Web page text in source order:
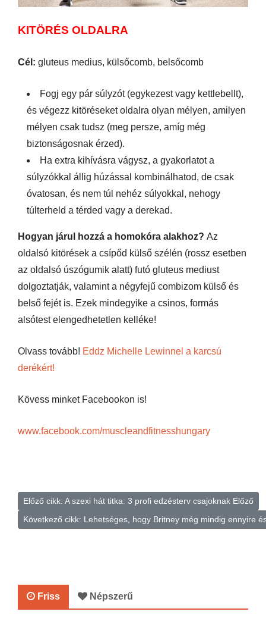
KITÖRÉS OLDALRA
Cél: gluteus medius, külsőcomb, belsőcomb
Fogj egy pár súlyzót (egykezest vagy kettlebellt),
és végezz kitöréseket oldalra olyan mélyen, amilyen
mélyen csak tudsz (meg persze, amíg még
biztonságosnak érzed).
Ha extra kihívásra vágysz, a gyakorlatot a
súlyzókkal állig húzással kombinálhatod, de csak
óvatosan, és nem túl nehéz súlyokkal, nehogy
túlterheld a térded vagy a derekad.
Hogyan járul hozzá a homokóra alakhoz? Az
oldalsó kitörések a csípőd külső szélén (rossz esetben
az oldalsó úszógumik alatt) futó gluteus mediust
dolgoztatják, valamint a négyfejű combizom külső és
belső fejét is. Ezek mindegyike a csinos, formás
alsótest elengedhetetlen kelléke!
Olvass tovább! Eddz Michelle Lewinnel a karcsú
derékért!
Kövess minket Facebookon is!
www.facebook.com/muscleandfitnesshungary
Előző cikk: A szexi hát titka: 3 profi edzésterv csajoknak Előző
Következő cikk: Lehetséges, hogy Britney még mindig ennyire
Friss Népszerű